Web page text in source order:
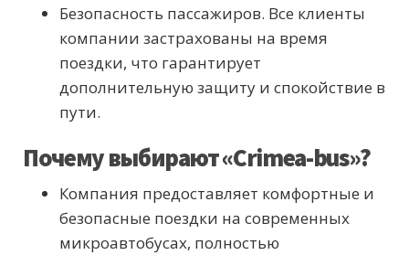
Безопасность пассажиров. Все клиенты
компании застрахованы на время
поездки, что гарантирует
дополнительную защиту и спокойствие в
пути.
Почему выбирают «Crimea-bus»?
Компания предоставляет комфортные и
безопасные поездки на современных
микроавтобусах, полностью